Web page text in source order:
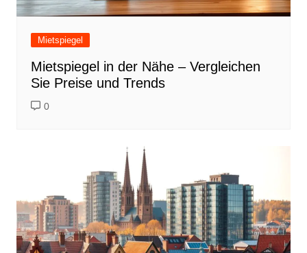
Mietspiegel
Mietspiegel in der Nähe – Vergleichen
Sie Preise und Trends
0